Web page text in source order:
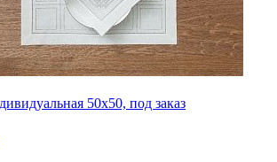
50х50, под заказ